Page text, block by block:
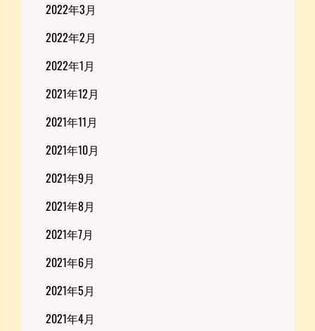
2022年3月
2022年2月
2022年1月
2021年12月
2021年11月
2021年10月
2021年9月
2021年8月
2021年7月
2021年6月
2021年5月
2021年4月